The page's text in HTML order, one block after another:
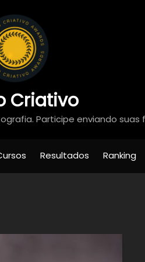
Criativo
Participe enviando suas
Resultados Ranking